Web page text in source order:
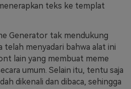
teks ke templat
Generator tak mendukung
menyadari bahwa alat ini
lain yang membuat meme
umum. Selain itu, tentu saja
dikenali dan dibaca, sehingga